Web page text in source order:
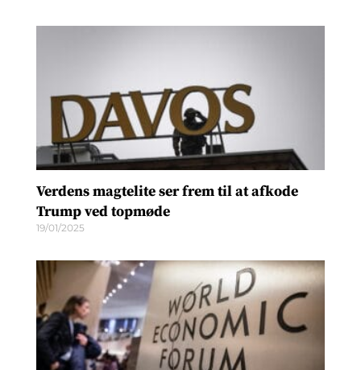
Verdens magtelite ser frem til at afkode
Trump ved topmøde
19/01/2025